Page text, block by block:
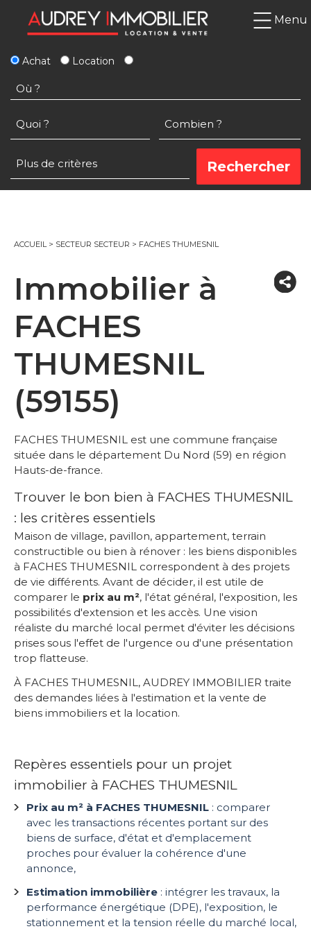
Menu
Achat Location
ACCUEIL> SECTEUR SECTEUR > FACHES THUMESNIL
Immobilier à
FACHES
THUMESNIL
(59155)
FACHES THUMESNIL est une commune française
située dans le département Du Nord (59) en région
Hauts-de-france.
Trouver le bon bien à FACHES THUMESNIL
: les critères essentiels
Maison de village, pavillon, appartement, terrain
constructible ou bien à rénover : les biens disponibles
à FACHES THUMESNIL correspondent à des projets
de vie différents. Avant de décider, il est utile de
comparer le prix au m², l'état général, l'exposition, les
possibilités d'extension et les accès. Une vision
réaliste du marché local permet d'éviter les décisions
prises sous l'effet de l'urgence ou d'une présentation
trop flatteuse.
À FACHES THUMESNIL, AUDREY IMMOBILIER traite
des demandes liées à l'estimation et la vente de
biens immobiliers et la location.
Repères essentiels pour un projet
immobilier à FACHES THUMESNIL
Prix au m² à FACHES THUMESNIL : comparer
avec les transactions récentes portant sur des
biens de surface, d'état et d'emplacement
proches pour évaluer la cohérence d'une
annonce,
Estimation immobilière : intégrer les travaux, la
performance énergétique (DPE), l'exposition, le
stationnement et la tension réelle du marché local,